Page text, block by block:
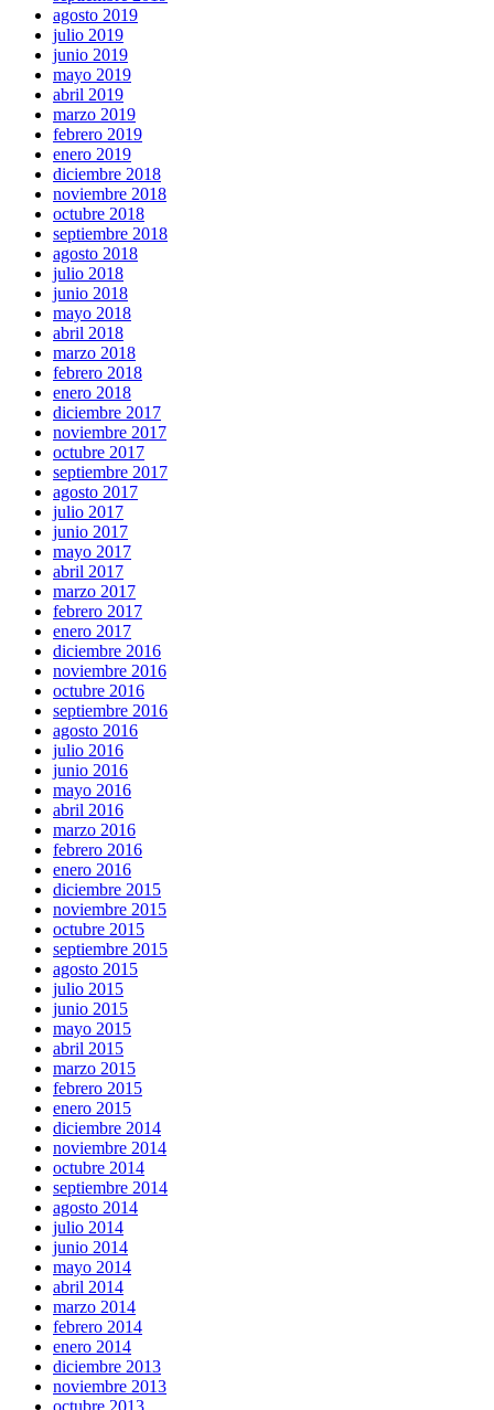
agosto 2019
julio 2019
junio 2019
mayo 2019
abril 2019
marzo 2019
febrero 2019
enero 2019
diciembre 2018
noviembre 2018
octubre 2018
septiembre 2018
agosto 2018
julio 2018
junio 2018
mayo 2018
abril 2018
marzo 2018
febrero 2018
enero 2018
diciembre 2017
noviembre 2017
octubre 2017
septiembre 2017
agosto 2017
julio 2017
junio 2017
mayo 2017
abril 2017
marzo 2017
febrero 2017
enero 2017
diciembre 2016
noviembre 2016
octubre 2016
septiembre 2016
agosto 2016
julio 2016
junio 2016
mayo 2016
abril 2016
marzo 2016
febrero 2016
enero 2016
diciembre 2015
noviembre 2015
octubre 2015
septiembre 2015
agosto 2015
julio 2015
junio 2015
mayo 2015
abril 2015
marzo 2015
febrero 2015
enero 2015
diciembre 2014
noviembre 2014
octubre 2014
septiembre 2014
agosto 2014
julio 2014
junio 2014
mayo 2014
abril 2014
marzo 2014
febrero 2014
enero 2014
diciembre 2013
noviembre 2013
octubre 2013